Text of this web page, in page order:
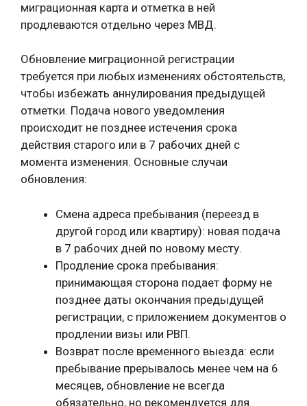
миграционная карта и отметка в ней
продлеваются отдельно через МВД.
Обновление миграционной регистрации
требуется при любых изменениях обстоятельств,
чтобы избежать аннулирования предыдущей
отметки. Подача нового уведомления
происходит не позднее истечения срока
действия старого или в 7 рабочих дней с
момента изменения. Основные случаи
обновления:
Смена адреса пребывания (переезд в
другой город или квартиру): новая подача
в 7 рабочих дней по новому месту.
Продление срока пребывания:
принимающая сторона подает форму не
позднее даты окончания предыдущей
регистрации, с приложением документов о
продлении визы или РВП.
Возврат после временного выезда: если
пребывание прерывалось менее чем на 6
месяцев, обновление не всегда
обязательно, но рекомендуется для